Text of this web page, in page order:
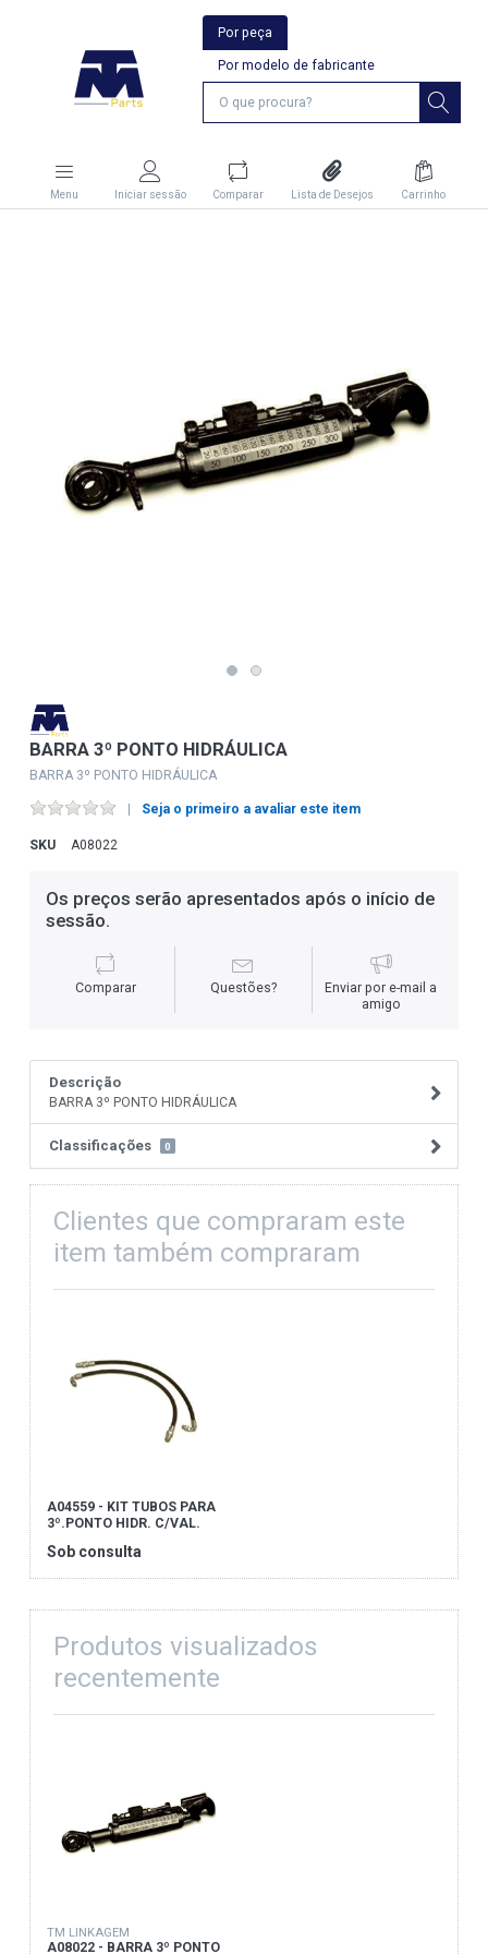
Por peça
Por modelo de fabricante
Menu Iniciar sessão Comparar Lista de Desejos Carrinho
BARRA 3º PONTO HIDRÁULICA
BARRA 3º PONTO HIDRÁULICA
Seja o primeiro a avaliar este item
SKU A08022
Os preços serão apresentados após o início de
sessão.
Comparar Questões?
Enviar por e-mail a
amigo
Descrição
BARRA 3º PONTO HIDRÁULICA
Classificações 0
Clientes que compraram este
item também compraram
A04559 - KIT TUBOS PARA
3º.PONTO HIDR. C/VAL.
Sob consulta
Produtos visualizados
recentemente
TM LINKAGEM
A08022 - BARRA 3º PONTO